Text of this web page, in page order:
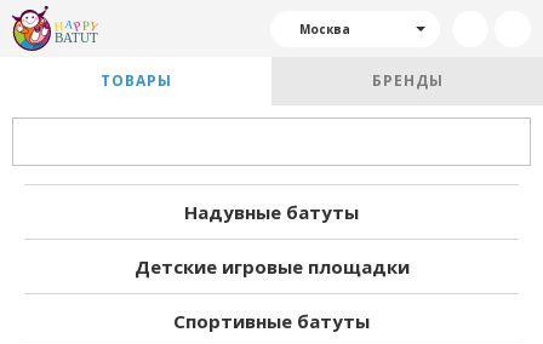
Москва
ТОВАРЫ БРЕНДЫ
Надувные батуты
Детские игровые площадки
Спортивные батуты